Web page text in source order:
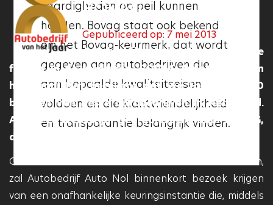
BOVAG
Gepubliceerd op: 7 mei 2013
Autobedrijf Auto Nol is halve
finalist in de wedstrijd ‘BOVAG Autobedrijf van
het Jaar’! Dat betekent dat we tot de top-10
behoren van beste autobedrijven in Nederland.
Aan deze wedstrijd, georganiseerd door BOVAG,
deden 3.400 grote en kleine autobedrijven mee.
Om uit de tien halve finalisten een winnaar te kiezen,
zal Autobedrijf Auto Nol binnenkort bezoek krijgen
van een onafhankelijke keuringsinstantie die, middels
communicatie en
klantvriendelijkheid. Als een
garage het Vakgarage logo heeft,
betekent dit dat deze aan deze
kwaliteitseisen voldoet en dat
deze garage betrouwbaar en
professioneel is.
vaardigheden op peil kunnen
houden. Bovag staat ook bekend
om het Bovag-keurmerk, dat wordt
gegeven aan autobedrijven die
aan bepaalde kwaliteitseisen
voldoen en die klantvriendelijkheid
en transparantie belangrijk vinden.